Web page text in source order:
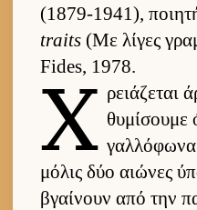
(1879-1941),
traits (Με λίγες
Fides, 1978.
Χ ρειάζεται
θυμίσουμε
μόλις δύο αιώνες
βγαί­νουν από την